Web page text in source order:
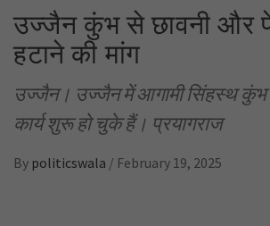
उज्जैन कुंभ से छावनी और
हटाने की मांग
उज्जैन। उज्जैन में आगामी सिंहस्थ
कार्य शुरू हो चुके हैं। प्रयागराज
By politicswala / February 19, 2025